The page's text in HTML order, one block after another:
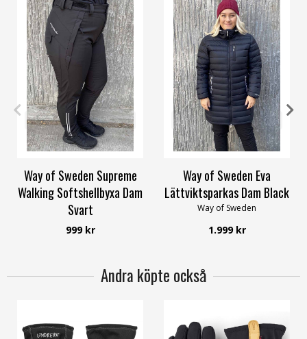
34 36 38 40 42 58/60
Way of Sweden Supreme
Walking Softshellbyxa Dam
Svart
Way of Sweden
999 kr
34 36 38 40 42 58/60
Way of Sweden Eva
Lättviktsparkas Dam Black
Way of Sweden
1.999 kr
Andra köpte också